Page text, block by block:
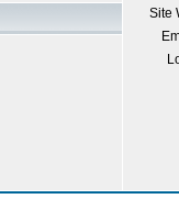
Site